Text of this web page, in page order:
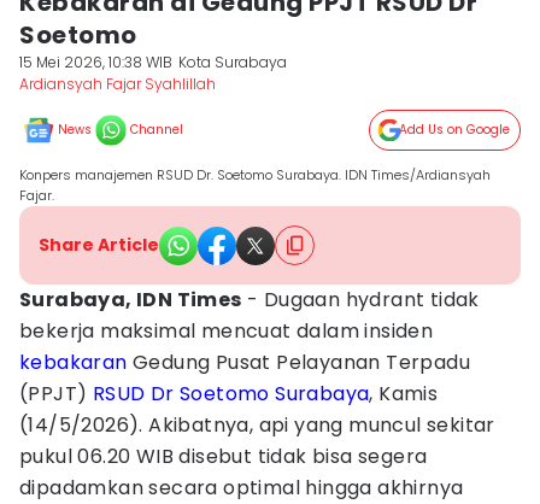
Soetomo
15 Mei 2026, 10:38 WIB Kota Surabaya
Ardiansyah Fajar Syahlillah
News Channel Add Us on Google
Konpers manajemen RSUD Dr. Soetomo Surabaya. IDN Times/Ardiansyah
Fajar.
Share Article
Surabaya, IDN Times - Dugaan hydrant tidak
bekerja maksimal mencuat dalam insiden
kebakaran Gedung Pusat Pelayanan Terpadu
(PPJT) RSUD Dr Soetomo Surabaya, Kamis
(14/5/2026). Akibatnya, api yang muncul sekitar
pukul 06.20 WIB disebut tidak bisa segera
dipadamkan secara optimal hingga akhirnya